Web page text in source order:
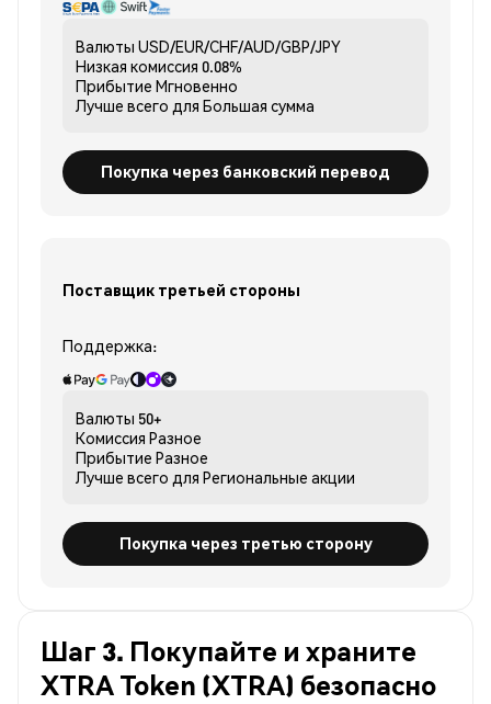
Валюты USD/EUR/CHF/AUD/GBP/JPY
Низкая комиссия 0.08%
Прибытие Мгновенно
Лучше всего для Большая сумма
Покупка через банковский перевод
Поставщик третьей стороны
Поддержка:
Валюты 50+
Комиссия Разное
Прибытие Разное
Лучше всего для Региональные акции
Покупка через третью сторону
Шаг 3. Покупайте и храните
XTRA Token (XTRA) безопасно